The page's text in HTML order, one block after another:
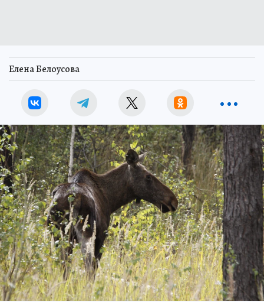
Елена Белоусова